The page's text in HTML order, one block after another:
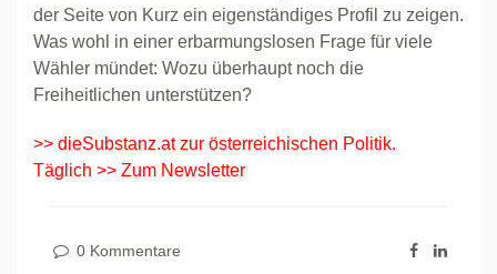
der Seite von Kurz ein eigenständiges Profil zu zeigen.
Was wohl in einer erbarmungslosen Frage für viele
Wähler mündet: Wozu überhaupt noch die
Freiheitlichen unterstützen?
>> dieSubstanz.at zur österreichischen Politik.
Täglich >> Zum Newsletter
0 Kommentare